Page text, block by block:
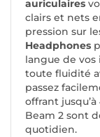
auriculaires
clairs et nets
pression sur
Headphones
langue de vos
toute fluidité
passez
offrant jusqu’à
Beam 2 sont
quotidien.